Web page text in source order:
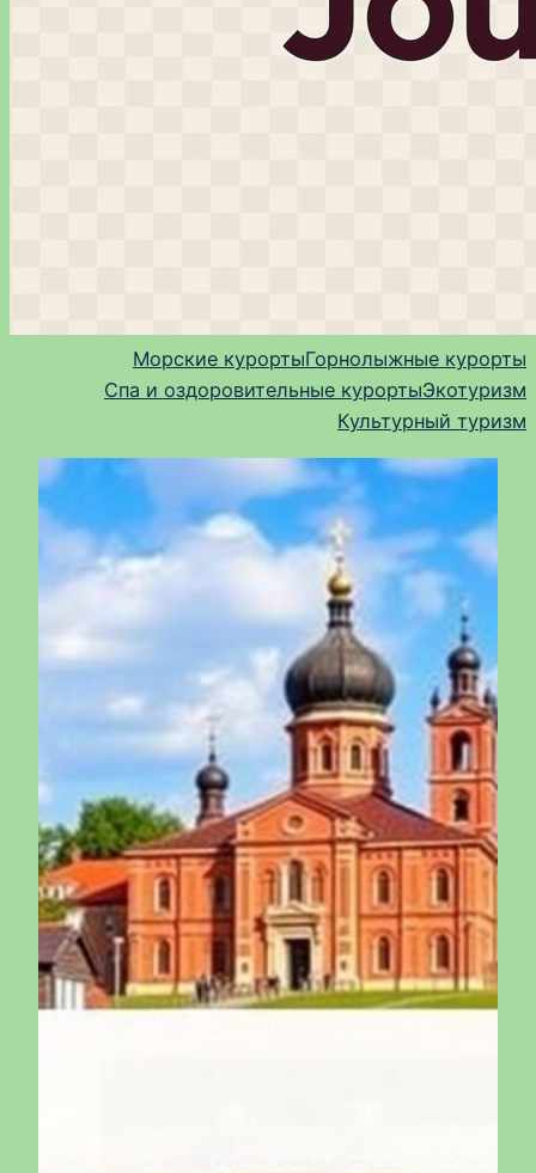
Морские курортыГорнолыжные курорты
Спа и оздоровительные курортыЭкотуризм
Культурный туризм